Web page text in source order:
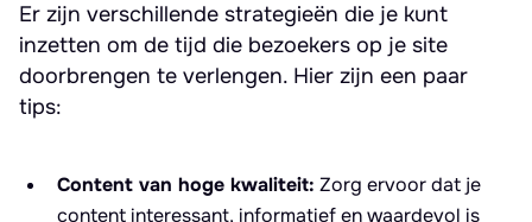
Er zijn verschillende strategieën die je kunt
inzetten om de tijd die bezoekers op je site
doorbrengen te verlengen. Hier zijn een paar
tips:
Content van hoge kwaliteit: Zorg ervoor dat je
content interessant, informatief en waardevol is